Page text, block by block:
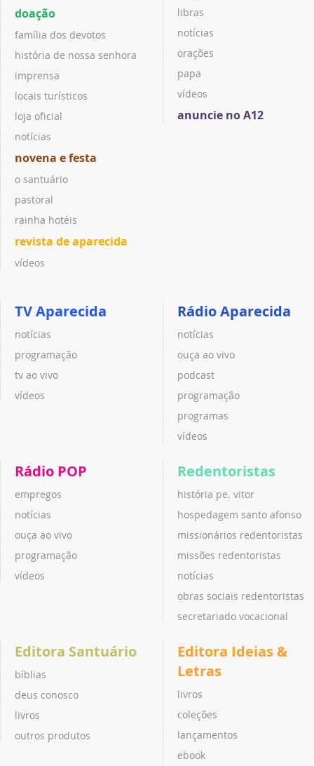
doação
família dos devotos
história de nossa senhora
imprensa
locais turísticos
loja oficial
notícias
novena e festa
o santuário
pastoral
rainha hotéis
revista de aparecida
vídeos
libras
notícias
orações
papa
vídeos
anuncie no A12
TV Aparecida
notícias
programação
tv ao vivo
vídeos
Rádio Aparecida
notícias
ouça ao vivo
podcast
programação
programas
vídeos
Rádio POP
empregos
notícias
ouça ao vivo
programação
vídeos
Redentoristas
história pe. vitor
hospedagem santo afonso
missionários redentoristas
missões redentoristas
notícias
obras sociais redentoristas
secretariado vocacional
Editora Santuário
bíblias
deus conosco
livros
outros produtos
Editora Ideias &
Letras
livros
coleções
lançamentos
ebook